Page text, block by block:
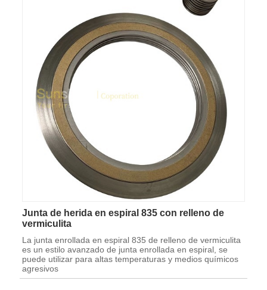
Junta de herida en espiral 835 con relleno de
vermiculita
La junta enrollada en espiral 835 de relleno de vermiculita
es un estilo avanzado de junta enrollada en espiral, se
puede utilizar para altas temperaturas y medios químicos
agresivos